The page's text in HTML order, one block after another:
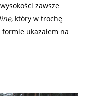
zawsze
, który w trochę
ukazałem na